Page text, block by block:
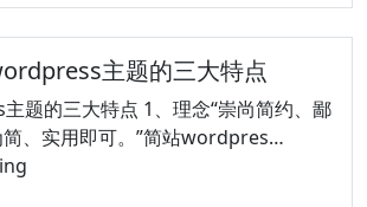
贸
网
站
建
设
的
主题的三大特点
题的三大特点 1、理念“崇尚简约、鄙
、实用即可。”简站wordpres…